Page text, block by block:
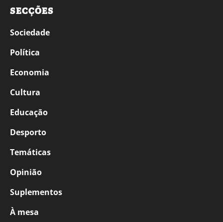
SECÇÕES
Sociedade
Política
Economia
Cultura
Educação
Desporto
Temáticas
Opinião
Suplementos
À mesa